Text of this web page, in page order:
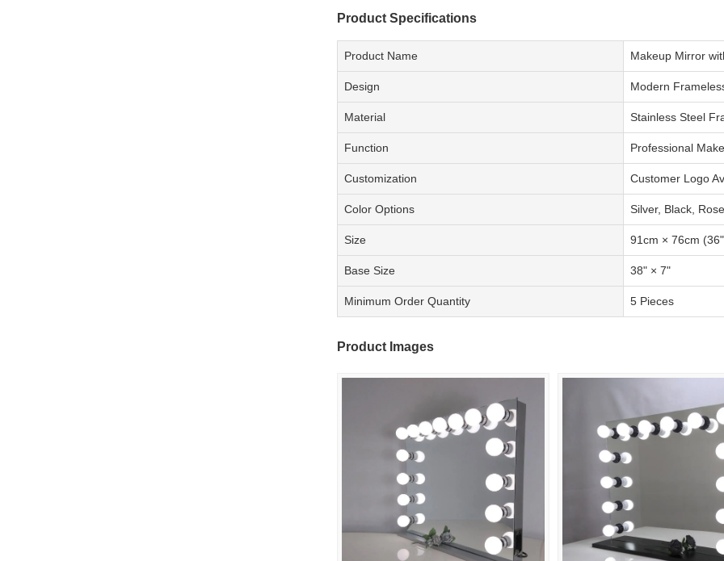
Product Specifications
Product Name Makeup Mirror
Design Modern
Material Stainless Steel
Function Professional
Customization Customer Logo
Color Options Silver, Black,
Size 91cm × 76cm
Base Size 38" × 7"
Minimum Order Quantity 5 Pieces
Product Images
เพลิดเพลิน 10% ลดการสั่งซื้อครั้งแรกเมื่อคุ